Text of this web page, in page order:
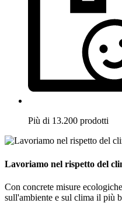
Più di 13.200 prodotti
Lavoriamo nel rispetto del
Con concrete misure
sull'ambiente e sul clima il più